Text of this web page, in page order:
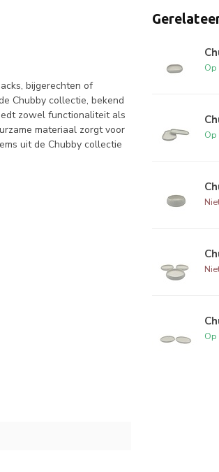
bijgerechten of
Chubby collectie, bekend
zowel functionaliteit als
materiaal zorgt voor
uit de Chubby collectie
Op
Op
Op